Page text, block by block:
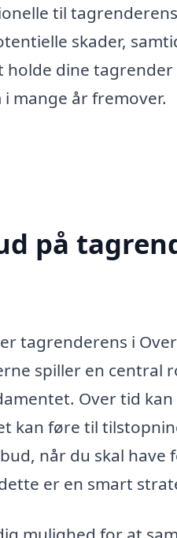
til
skader,
dine
mange år fremover.
på
tagrenderens i
spiller en central
Over tid kan
kan føre til
når du skal have
er en smart